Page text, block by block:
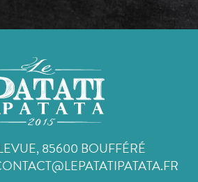
85600 BOUFFÉRÉ